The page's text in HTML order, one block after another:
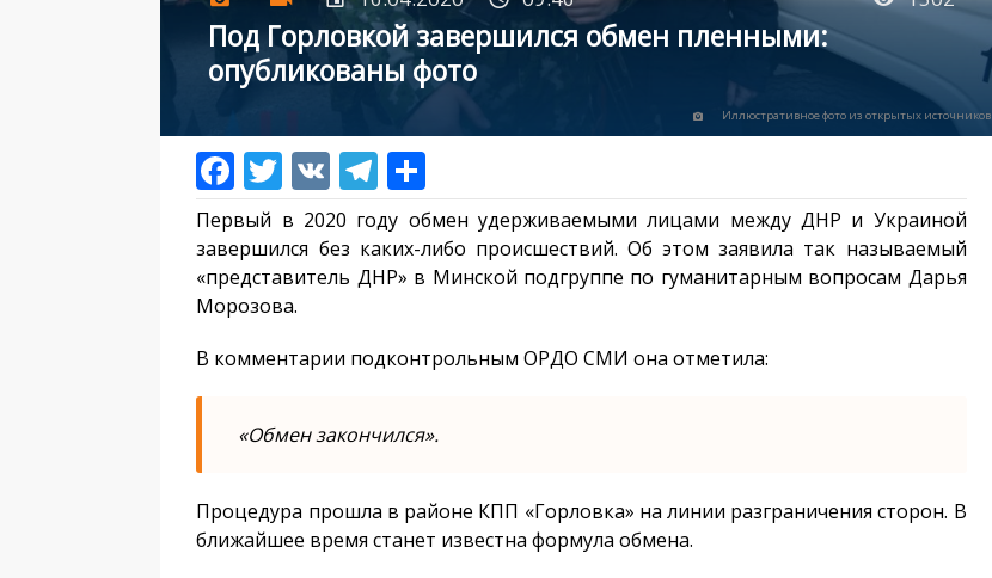
Под Горловкой завершился обмен пленными:
опубликованы фото
Иллюстративное фото из открытых источников
Первый в 2020 году обмен удерживаемыми лицами между ДНР и Украиной
завершился без каких-либо происшествий. Об этом заявила так называемый
«представитель ДНР» в Минской подгруппе по гуманитарным вопросам Дарья
Морозова.
В комментарии подконтрольным ОРДО СМИ она отметила:
«Обмен закончился».
Процедура прошла в районе КПП «Горловка» на линии разграничения сторон. В
ближайшее время станет известна формула обмена.